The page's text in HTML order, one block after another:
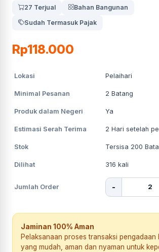
27 Terjual
Bahan Bangunan
Sudah Termasuk Pajak
Rp118.000
Lokasi Pelaihari
Minimal Pesanan 2 Batang
Produk dalam Negeri Ya
Estimasi Serah Terima 2 Hari setelah
Stok Tersisa 200
Dilihat 316 kali
Jumlah Order -
Jaminan 100% Aman
Pelaksanaan proses transaksi pengadaan
yang mudah, aman dan nyaman untuk